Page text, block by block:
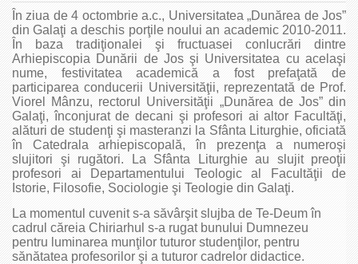
În ziua de 4 octombrie a.c., Universitatea „Dunărea de Jos”
din Galaţi a deschis porţile noului an academic 2010-2011.
În baza tradiţionalei şi fructuasei conlucrări dintre
Arhiepiscopia Dunării de Jos şi Universitatea cu acelaşi
nume, festivitatea academică a fost prefaţată de
participarea conducerii Universităţii, reprezentată de Prof.
Viorel Mânzu, rectorul Universităţii „Dunărea de Jos” din
Galaţi, înconjurat de decani şi profesori ai altor Facultăţi,
alături de studenţi şi masteranzi la Sfânta Liturghie, oficiată
în Catedrala arhiepiscopală, în prezenţa a numeroşi
slujitori şi rugători. La Sfânta Liturghie au slujit preoţii
profesori ai Departamentului Teologic al Facultăţii de
Istorie, Filosofie, Sociologie şi Teologie din Galaţi.
La momentul cuvenit s-a săvârşit slujba de Te-Deum în
cadrul căreia Chiriarhul s-a rugat bunului Dumnezeu
pentru luminarea munţilor tuturor studenţilor, pentru
sănătatea profesorilor şi a tuturor cadrelor didactice.